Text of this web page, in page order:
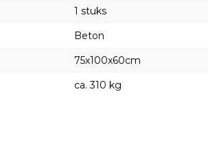
1 stuks
Beton
75x100x60cm
ca. 310 kg